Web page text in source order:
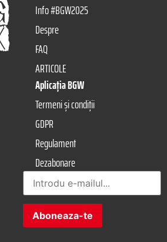
Info #BGW2025
Despre
FAQ
ARTICOLE
Aplicația BGW
Termeni și condiții
GDPR
Regulament
Dezabonare